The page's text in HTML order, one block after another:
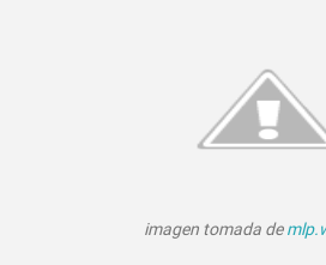
imagen tomada de